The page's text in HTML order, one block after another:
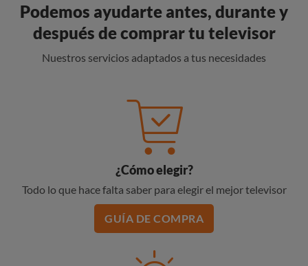
Podemos ayudarte antes, durante y
después de comprar tu televisor
Nuestros servicios adaptados a tus necesidades
¿Cómo elegir?
Todo lo que hace falta saber para elegir el mejor televisor
GUÍA DE COMPRA